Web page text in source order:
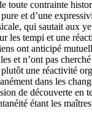
toute contrainte
et d’une
qui sautait aux
les tempi et une
ont anticipé
et n’ont pas
une réactivité
dans les
de découverte en
étant les